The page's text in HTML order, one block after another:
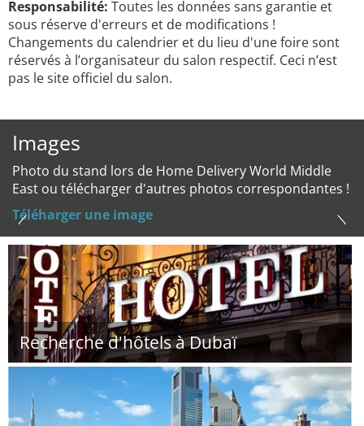
Responsabilité: Toutes les données sans garantie et
sous réserve d'erreurs et de modifications !
Changements du calendrier et du lieu d'une foire sont
réservés à l’organisateur du salon respectif. Ceci n’est
pas le site officiel du salon.
Images
Photo du stand lors de Home Delivery World Middle
East ou télécharger d'autres photos correspondantes !
Téléharger une image
Recherche d'hôtels à Dubaï